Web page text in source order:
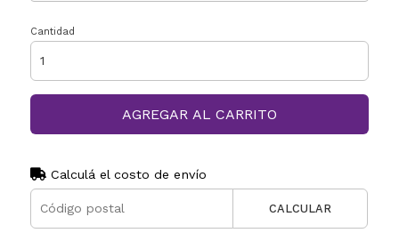
Cantidad
AGREGAR AL CARRITO
Calculá el costo de envío
CALCULAR